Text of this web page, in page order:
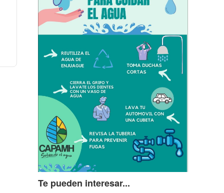
Te pueden interesar...